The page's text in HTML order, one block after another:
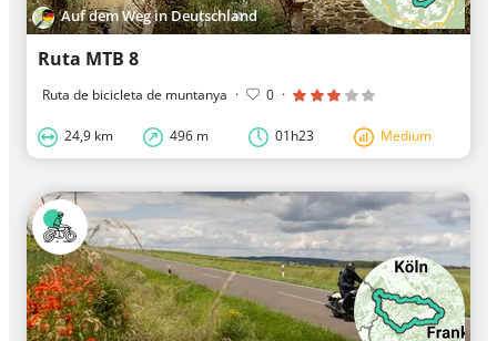
Auf dem Weg in Deutschland
Ruta MTB 8
Ruta de bicicleta de muntanya · 0 ·
24,9 km 496 m 01h23 Medium